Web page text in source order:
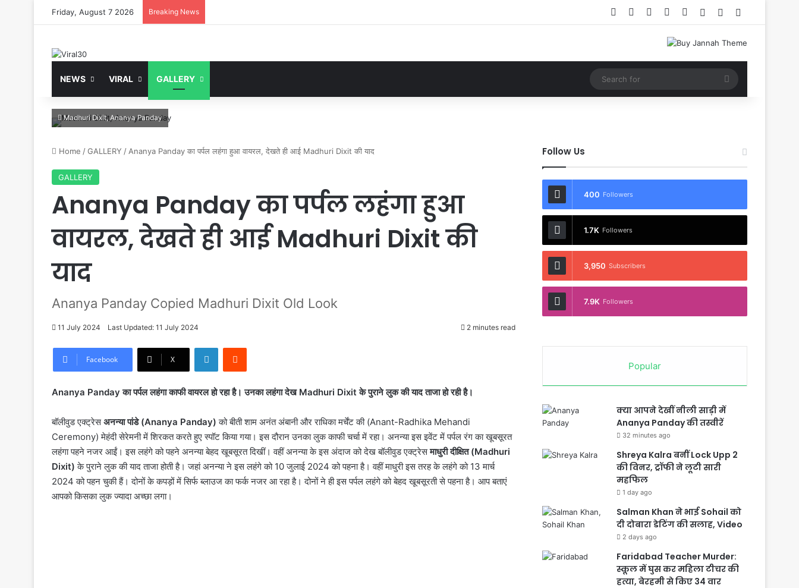
Friday, August 7 2026 Breaking News Facebook YouTubeInstagram
RSS Log InRandom Article
NEWS VIRAL GALLERY
Search
for
Madhuri Dixit, Ananya Panday
Home /GALLERY / Ananya Panday का पर्पल लहंगा हुआ वायरल, देखते ही आई Madhuri Dixit की याद
GALLERY
Ananya Panday का पर्पल लहंगा हुआ
वायरल, देखते ही आई Madhuri Dixit की
याद
Ananya Panday Copied Madhuri Dixit Old Look
11 July 2024 Last Updated: 11 July 2024 2 minutes read
Facebook X
LinkedInReddit
Ananya Panday का पर्पल लहंगा काफी वायरल हो रहा है। उनका लहंगा देख Madhuri Dixit के पुराने लुक की याद ताजा हो रही है।
बॉलीवुड एक्ट्रेसअनन्या पांडे (Ananya Panday) को बीती शाम अनंत अंबानी और राधिका मर्चेंट की (Anant-Radhika Mehandi
Ceremony) मेहंदी सेरेमनी में शिरकत करते हुए स्पॉट किया गया। इस दौरान उनका लुक काफी चर्चा में रहा। अनन्या इस इवेंट में पर्पल रंग का खूबसूरत
लहंगा पहने नजर आईं। इस लहंगे को पहने अनन्या बेहद खूबसूरत दिखीं। वहीं अनन्या के इस अंदाज को देख बॉलीवुड एक्ट्रेसमाधुरी दीक्षित (Madhuri
Dixit)के पुराने लुक की याद ताजा होती है। जहां अनन्या ने इस लहंगे को 10 जुलाई 2024 को पहना है। वहीं माधुरी इस तरह के लहंगे को 13 मार्च
2024 को पहन चुकी हैं। दोनों के कपड़ों में सिर्फ ब्लाउज का फर्क नजर आ रहा है। दोनों ने ही इस पर्पल लहंगे को बेहद खूबसूरती से पहना है। आप बताएं
आपको किसका लुक ज्यादा अच्छा लगा।
Follow Us
400 Followers
1.7K Followers
3,950 Subscribers
7.9K Followers
Popular
क्या आपने देखीं नीली साड़ी में
Ananya Panday की तस्वीरें
32 minutes ago
Shreya Kalra बनीं Lock Upp 2
की विनर, ट्रॉफी ने लूटी सारी
महफिल
1 day ago
Salman Khan ने भाई Sohail को
दी दोबारा डेटिंग की सलाह, Video
2 days ago
Faridabad Teacher Murder:
स्कूल में घुस कर महिला टीचर की
हत्या, बेरहमी से किए 34 वार